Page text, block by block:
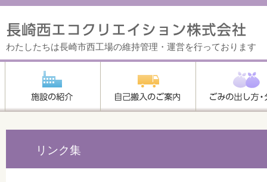
わたしたちは長崎市西工場の維持管理・運営を行っております
リンク集